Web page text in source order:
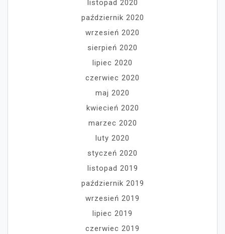
listopad 2020
październik 2020
wrzesień 2020
sierpień 2020
lipiec 2020
czerwiec 2020
maj 2020
kwiecień 2020
marzec 2020
luty 2020
styczeń 2020
listopad 2019
październik 2019
wrzesień 2019
lipiec 2019
czerwiec 2019